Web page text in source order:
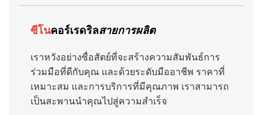
ซีโนคอร์เรดริลสายการผลิต
เราหวังอย่างซื่อสัตย์ที่จะสร้างความสัมพันธ์การ
ร่วมมือที่ดีกับคุณ และด้วยระดับมืออาชีพ ราคาที่
เหมาะสม และการบริการที่มีคุณภาพ เราสามารถ
เป็นสะพานนําคุณไปสู่ความสําเร็จ